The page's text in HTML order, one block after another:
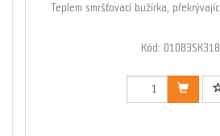
Teplem smršťovací bužírka,
Kód: 01083SK318